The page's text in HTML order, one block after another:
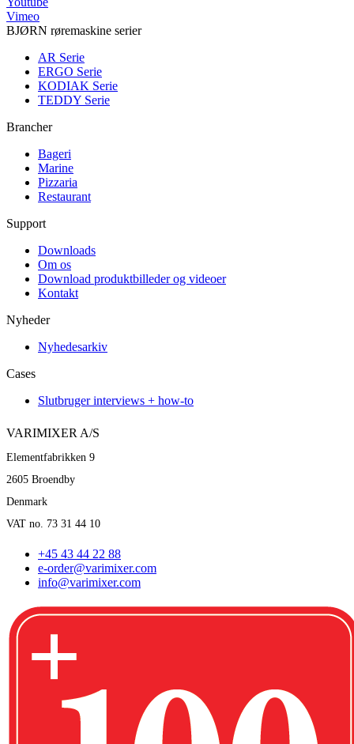
Vimeo
BJØRN røremaskine serier
AR Serie
ERGO Serie
KODIAK Serie
TEDDY Serie
Brancher
Bageri
Marine
Pizzaria
Restaurant
Support
Downloads
Om os
Download produktbilleder og videoer
Kontakt
Nyheder
Nyhedesarkiv
Cases
Slutbruger interviews + how-to
VARIMIXER A/S
Elementfabrikken 9
2605 Broendby
Denmark
VAT no. 73 31 44 10
+45 43 44 22 88
e-order@varimixer.com
info@varimixer.com